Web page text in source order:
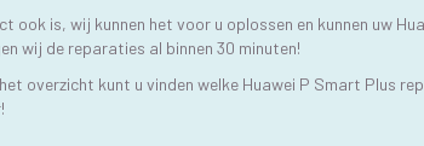
ook is, wij kunnen het voor u oplossen en kunnen uw
wij de reparaties al binnen 30 minuten!
overzicht kunt u vinden welke Huawei P Smart Plus